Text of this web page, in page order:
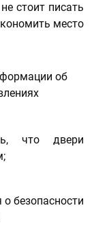
стоит писать
место
что двери